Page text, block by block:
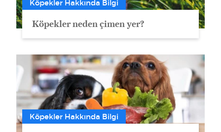
Köpekler Hakkında Bilgi
Köpekler neden çimen yer?
Köpekler Hakkında Bilgi